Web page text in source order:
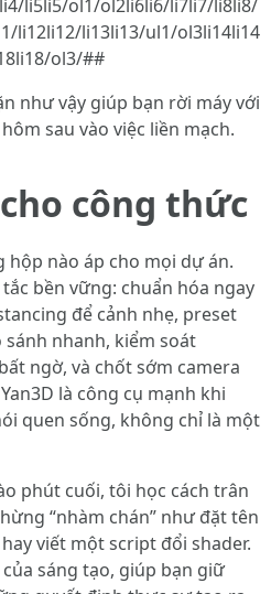
li5li5/ol1/ol2li6li6/li7li7/li8li8/
li12li12/li13li13/ul1/ol3li14li14
ol3/##
như vậy giúp bạn rời máy với
sau vào việc liền mạch.
công thức
nào áp cho mọi dự án.
bền vững: chuẩn hóa ngay
để cảnh nhẹ, preset
sánh nhanh, kiểm soát
ngờ, và chốt sớm camera
là công cụ mạnh khi
quen sống, không chỉ là một
phút cuối, tôi học cách trân
“nhàm chán” như đặt tên
viết một script đổi shader.
sáng tạo, giúp bạn giữ